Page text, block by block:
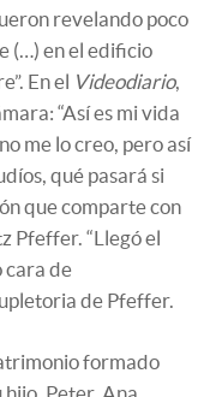
revelando poco
(…) en el edificio
En el Videodiario,
“Así es mi vida
me lo creo, pero así
qué pasará si
que comparte con
Pfeffer. “Llegó el
cara de
de Pfeffer.
formado
hijo, Peter. Ana